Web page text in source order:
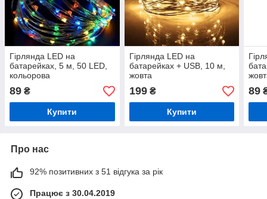
Гірлянда LED на
батарейках, 5 м, 50 LED,
кольорова
89 ₴
Купити
Гірлянда LED на
батарейках + USB, 10 м,
жовта
199₴
Купити
89
Про нас
92% позитивних з 51 відгука за рік
Працює з 30.04.2019